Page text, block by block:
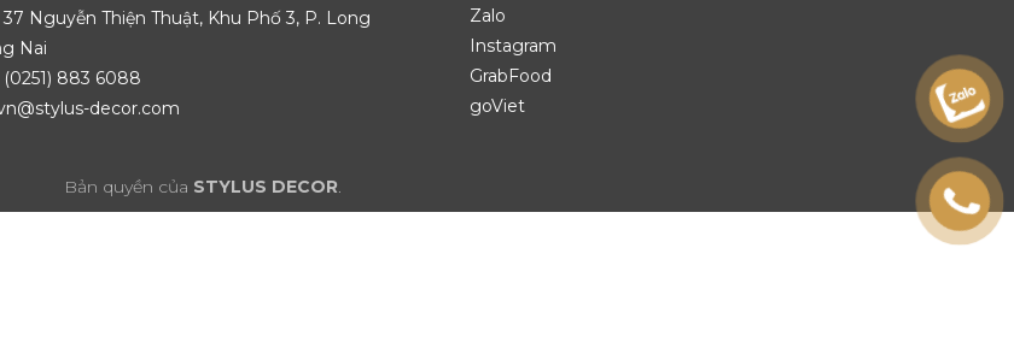
Nguyễn Thiện Thuật, Khu Phố 3, P. Long
Nai
883 6088
decor.com
Zalo
Instagram
GrabFood
goViet
Bản quyền của STYLUS DECOR.